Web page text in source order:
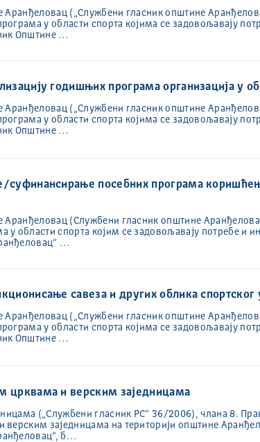
(„Службени гласник општине
у области спорта којима се задовољавају
Општине …
годишњих програма организација у
(„Службени гласник општине
у области спорта којима се задовољавају
Општине …
суфинансирање посебних програма
(Службени гласник општине
области спорта којим се задовољавају потребе и
…
савеза и других облика
(„Службени гласник општине
у области спорта којима се задовољавају
Општине …
црквама и верским заједницама
(„Службени гласник РС“ 36/2006), члана 8.
заједницама на територији општине
б…